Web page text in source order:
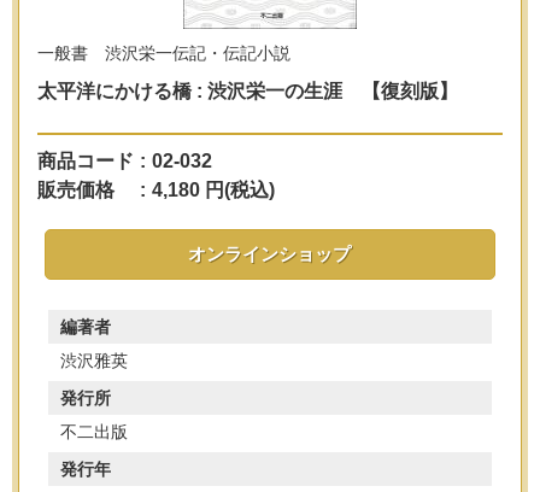
一般書 渋沢栄一伝記・伝記小説
太平洋にかける橋 : 渋沢栄一の生涯 【復刻版】
商品コード : 02-032
販売価格
: 4,180 円(税込)
オンラインショップ
編著者
渋沢雅英
発行所
不二出版
発行年